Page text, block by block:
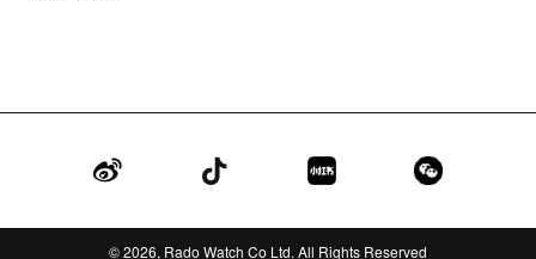
Weibo TikTok Red WeChat
© 2026, Rado Watch Co Ltd. All Rights Reserved